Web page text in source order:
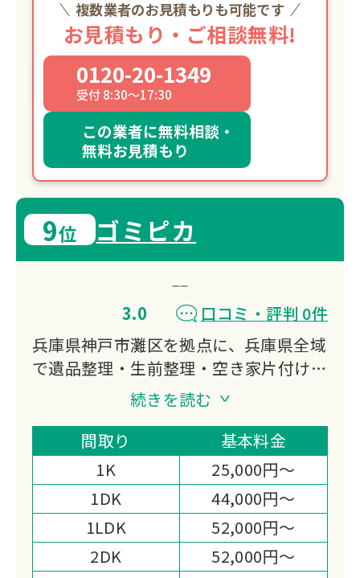
複数業者のお見積もりも可能です
お見積もり・ご相談無料!
0120-20-1349
受付 8:30～17:30
この業者に無料相談・
無料お見積もり
9位 ゴミピカ
3.0
口コミ・評判 0件
兵庫県神戸市灘区を拠点に、兵庫県全域
で遺品整理・生前整理・空き家片付けに
対応する「ゴミピカ」です。
遺品整理士と事件現場特殊清掃士の両資
格を持つスタッフが在籍し、産廃許可と
一廃業者提携の二重廃棄物体制と損害保
険加入で選ばれています。
続きを読む
間取り
基本料金
1K
25,000円～
1DK
44,000円～
1LDK
52,000円～
2DK
52,000円～